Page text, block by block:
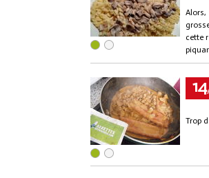
Alors,
cette
14
Trop